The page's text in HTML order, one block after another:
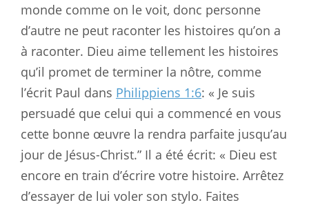
monde comme on le voit, donc personne
d’autre ne peut raconter les histoires qu’on a
à raconter. Dieu aime tellement les histoires
qu’il promet de terminer la nôtre, comme
l’écrit Paul dans Philippiens 1:6: « Je suis
persuadé que celui qui a commencé en vous
cette bonne œuvre la rendra parfaite jusqu’au
jour de Jésus-Christ.” Il a été écrit: « Dieu est
encore en train d’écrire votre histoire. Arrêtez
d’essayer de lui voler son stylo. Faites